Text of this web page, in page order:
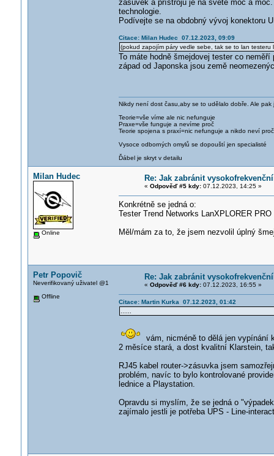
zásuvek a přístrojů je na světě moc a
technologie.
Podívejte se na obdobný vývoj konektoru
Citace: Milan Hudec 07.12.2023, 09:09
(pokud zapojím páry vedle sebe, tak se to lan testeru
To máte hodně šmejdovej tester co
západ od Japonska jsou země
Nikdy není dost času,aby se to udělalo dobře. Ale
Teorie=vše víme ale nic nefunguje
Praxe=vše funguje a nevíme proč
Teorie spojena s praxí=nic nefunguje a nikdo neví proč
Vysoce odborných omylů se dopouští jen specialisté
Ďábel je skryt v detailu
Milan Hudec
Online
Re: Jak zabránit
« Odpověď #5 kdy:07.12.2023, 14:25 »
Konkrétně se jedná o:
Tester Trend Networks LanXPLORER PRO
Měl/mám za to, že jsem nezvolil úplný
Petr Popovič
Neverifikovaný uživatel @1
Offline
Re: Jak zabránit
« Odpověď #6 kdy:07.12.2023, 16:55 »
Citace: Martin Kurka 07.12.2023, 01:42
vám, nicméně to dělá jen vypínání
2 měsíce stará, a dost kvalitní Klarstein,
RJ45 kabel router->zásuvka jsem
problém, navíc to bylo kontrolované
lednice a Playstation.
Opravdu si myslím, že se jedná o
zajímalo jestli je potřeba UPS - Line-